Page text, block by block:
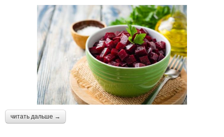
читать дальше →